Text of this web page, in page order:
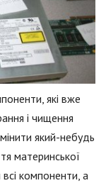
які вже
і чищення
який-небудь
материнської
компоненти, а